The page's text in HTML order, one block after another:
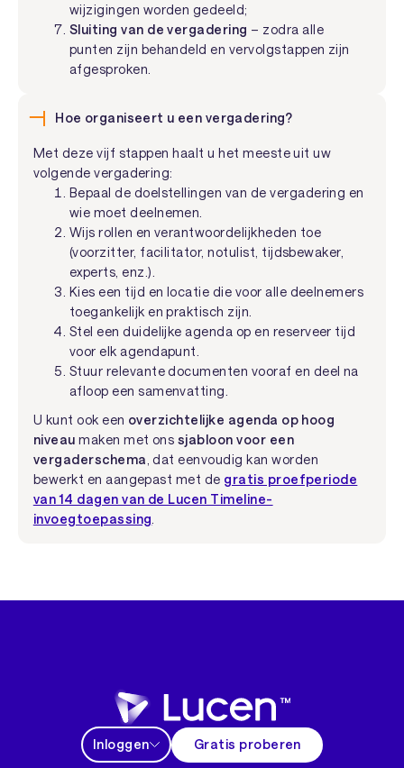
wijzigingen worden gedeeld;
Sluiting van de vergadering – zodra alle
punten zijn behandeld en vervolgstappen zijn
afgesproken.
Hoe organiseert u een vergadering?
Met deze vijf stappen haalt u het meeste uit uw
volgende vergadering:
Bepaal de doelstellingen van de vergadering en
wie moet deelnemen.
Wijs rollen en verantwoordelijkheden toe
(voorzitter, facilitator, notulist, tijdsbewaker,
experts, enz.).
Kies een tijd en locatie die voor alle deelnemers
toegankelijk en praktisch zijn.
Stel een duidelijke agenda op en reserveer tijd
voor elk agendapunt.
Stuur relevante documenten vooraf en deel na
afloop een samenvatting.
U kunt ook een overzichtelijke agenda op hoog
niveau maken met ons sjabloon voor een
vergaderschema , dat eenvoudig kan worden
bewerkt en aangepast met de gratis proefperiode
van 14 dagen van de Lucen Timeline-
invoegtoepassing
Inloggen Gratis proberen